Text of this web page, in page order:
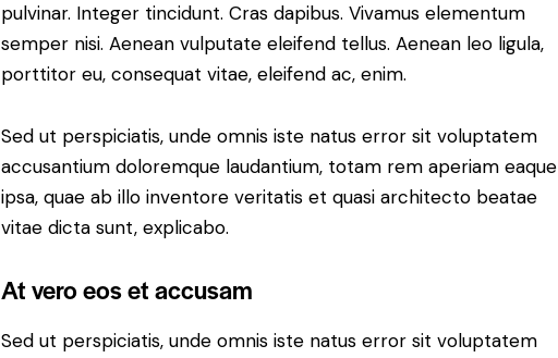
pulvinar. Integer tincidunt. Cras dapibus. Vivamus elementum
semper nisi. Aenean vulputate eleifend tellus. Aenean leo ligula,
porttitor eu, consequat vitae, eleifend ac, enim.
Sed ut perspiciatis, unde omnis iste natus error sit voluptatem
accusantium doloremque laudantium, totam rem aperiam eaque
ipsa, quae ab illo inventore veritatis et quasi architecto beatae
vitae dicta sunt, explicabo.
At vero eos et accusam
Sed ut perspiciatis, unde omnis iste natus error sit voluptatem